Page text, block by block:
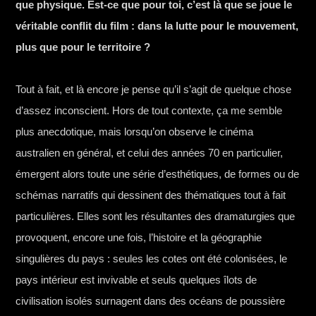
que physique. Est-ce que pour toi, c’est là que se joue le
véritable conflit du film : dans la lutte pour le mouvement,
plus que pour le territoire ?
Tout à fait, et là encore je pense qu’il s’agit de quelque chose
d’assez inconscient. Hors de tout contexte, ça me semble
plus anecdotique, mais lorsqu’on observe le cinéma
australien en général, et celui des années 70 en particulier,
émergent alors toute une série d’esthétiques, de formes ou de
schémas narratifs qui dessinent des thématiques tout à fait
particulières. Elles sont les résultantes des dramaturgies que
provoquent, encore une fois, l’histoire et la géographie
singulières du pays : seules les cotes ont été colonisées, le
pays intérieur est invivable et seuls quelques îlots de
civilisation isolés surnagent dans des océans de poussière